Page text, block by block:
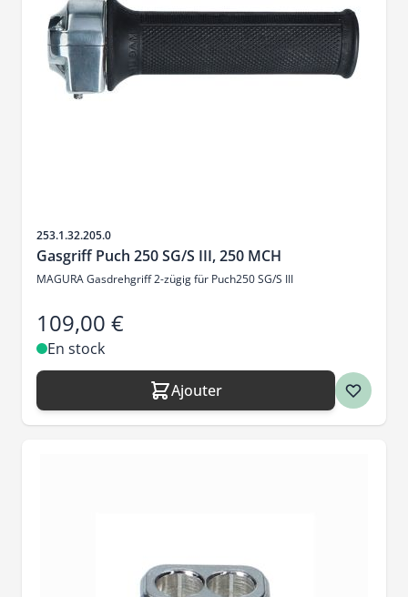
SKU
253.1.32.205.0
Gasgriff Puch 250 SG/S III, 250 MCH
MAGURA Gasdrehgriff 2-zügig für Puch250 SG/S III
109,00 €
En stock
Ajouter